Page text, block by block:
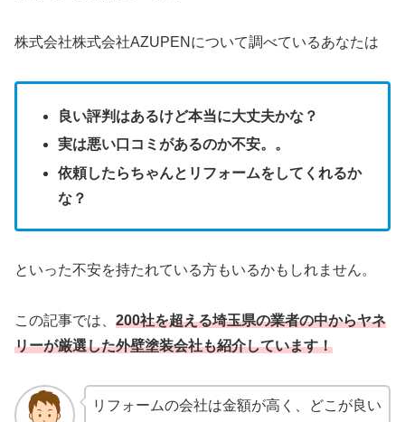
株式会社株式会社AZUPENについて調べているあなたは
良い評判はあるけど本当に大丈夫かな？
実は悪い口コミがあるのか不安。。
依頼したらちゃんとリフォームをしてくれるか
な？
といった不安を持たれている方もいるかもしれません。
この記事では、 200社を超える埼玉県の業者の中からヤネ
リーが厳選した外壁塗装会社も紹介しています！
リフォームの会社は金額が高く、どこが良い